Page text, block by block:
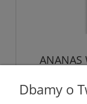
ANANAS
Dbamy o